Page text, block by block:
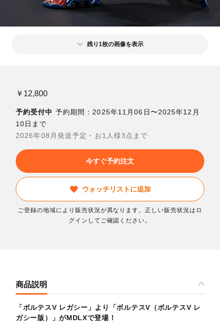
残り1枚の画像を表示
￥12,800
予約受付中 予約期間：2025年11月06日〜2025年12月
10日まで
2026年08月発送予定・お1人様3点まで
今すぐ予約注文
ウォッチリストに追加
ご登録の地域により販売状況が異なります。正しい販売状況はロ
グインしてご確認ください。
商品説明
「ボルテスV レガシー」より「ボルテスV（ボルテスV レ
ガシー版）」がMDLXで登場！